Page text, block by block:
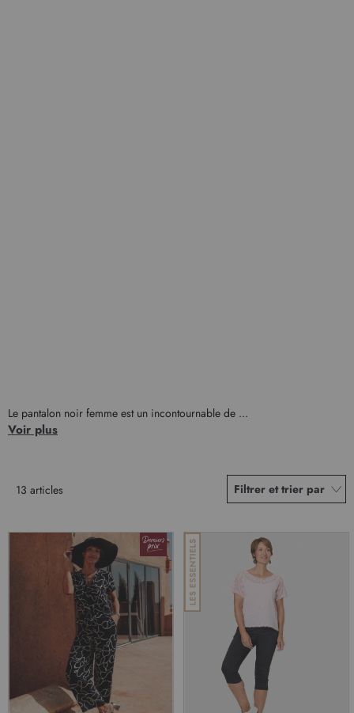
Le pantalon noir femme est un incontournable de ...
Voir plus
13 articles Filtrer et trier par